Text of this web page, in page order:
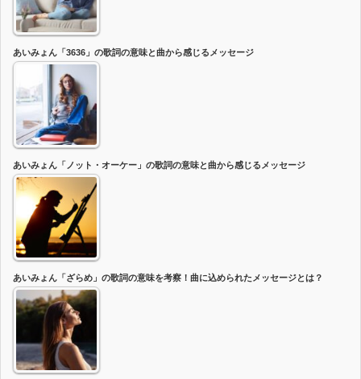
あいみょん「3636」の歌詞の意味と曲から感じるメッセージ
あいみょん「ノット・オーケー」の歌詞の意味と曲から感じるメッセージ
あいみょん「ざらめ」の歌詞の意味を考察！曲に込められたメッセージとは？